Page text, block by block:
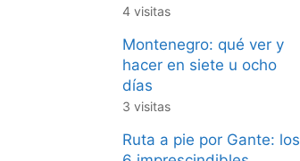
4 visitas
Montenegro: qué ver y
hacer en siete u ocho
días
3 visitas
Ruta a pie por Gante: los